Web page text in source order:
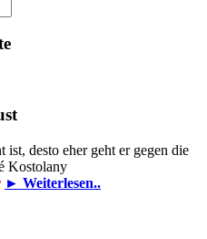
ist, desto eher geht er gegen die
Kostolany
► Weiterlesen..